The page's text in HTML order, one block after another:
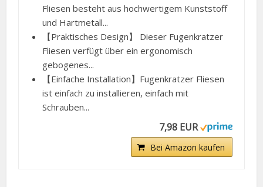
Fliesen besteht aus hochwertigem Kunststoff
und Hartmetall...
【Praktisches Design】 Dieser Fugenkratzer
Fliesen verfügt über ein ergonomisch
gebogenes...
【Einfache Installation】Fugenkratzer Fliesen
ist einfach zu installieren, einfach mit
Schrauben...
7,98 EUR
Bei Amazon kaufen